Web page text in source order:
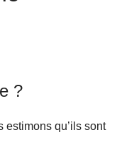
?
estimons qu’ils sont